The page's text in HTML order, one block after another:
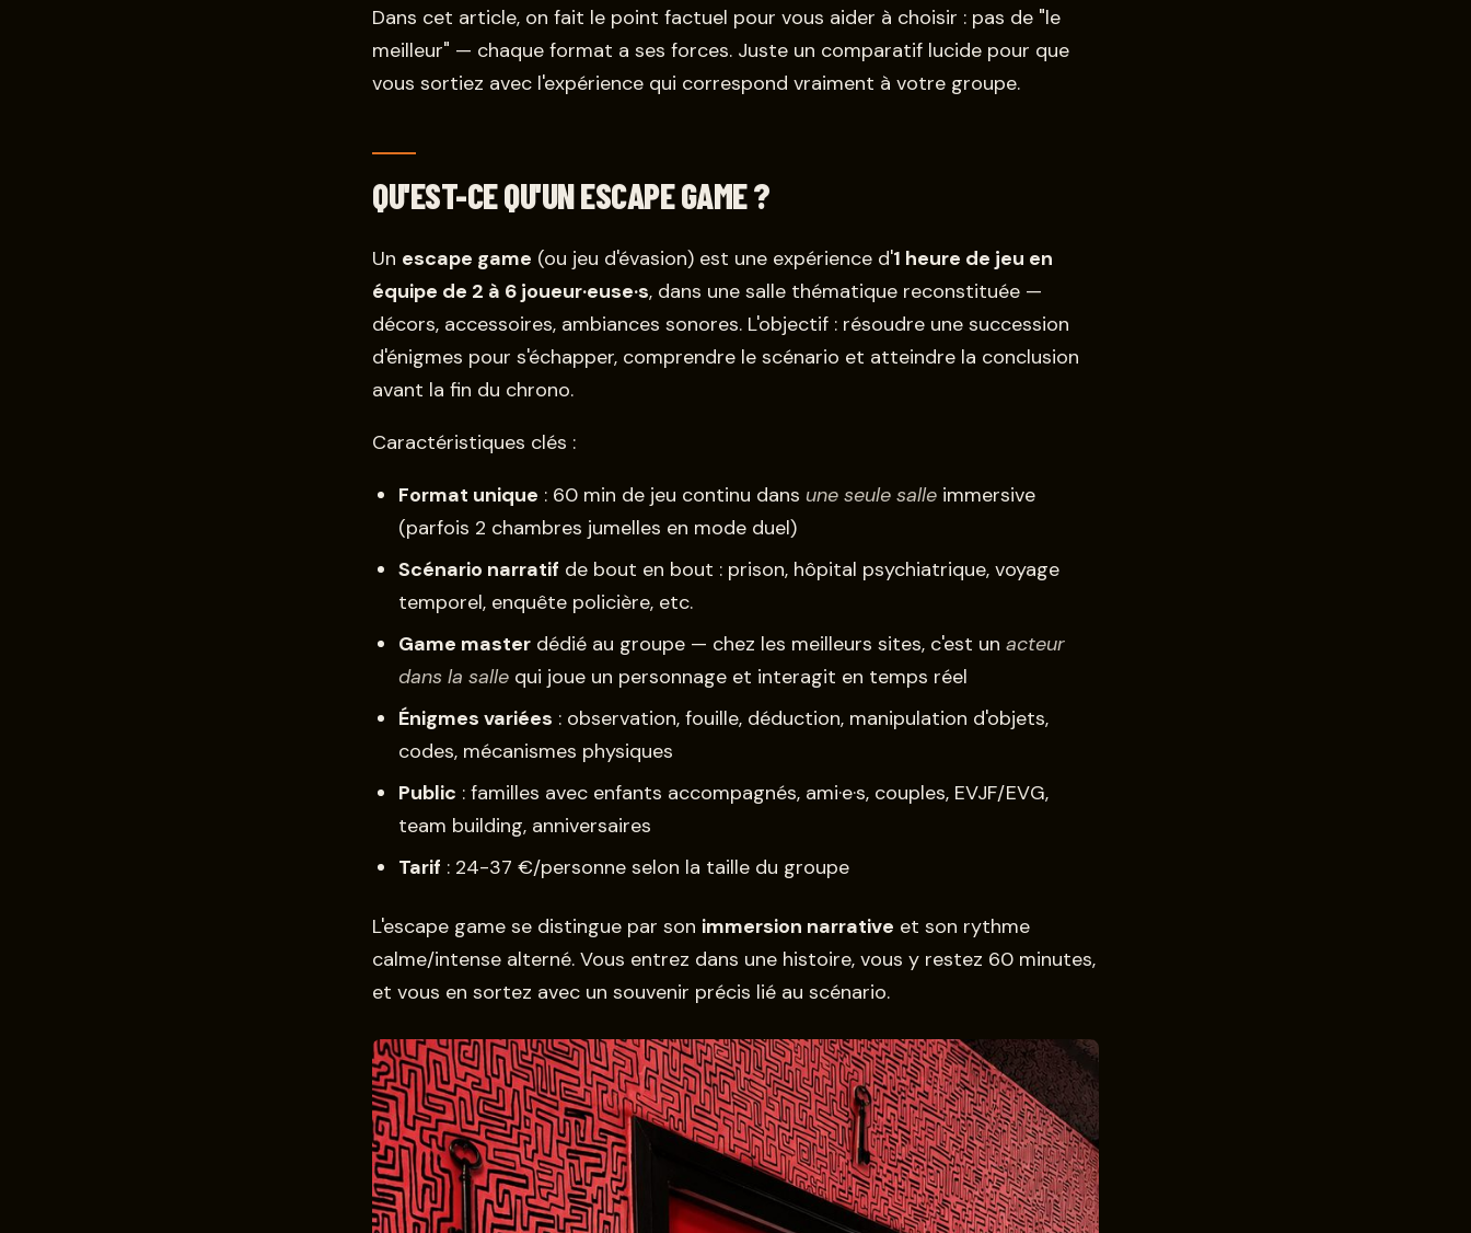
Dans cet article, on fait le point factuel pour vous aider à choisir : pas de "le
meilleur" — chaque format a ses forces. Juste un comparatif lucide pour que
vous sortiez avec l'expérience qui correspond vraiment à votre groupe.
QU'EST-CE QU'UN ESCAPE GAME ?
Un escape game (ou jeu d'évasion) est une expérience d'1 heure de jeu en
équipe de 2 à 6 joueur·euse·s, dans une salle thématique reconstituée —
décors, accessoires, ambiances sonores. L'objectif : résoudre une succession
d'énigmes pour s'échapper, comprendre le scénario et atteindre la conclusion
avant la fin du chrono.
Caractéristiques clés :
Format unique : 60 min de jeu continu dans une seule salle immersive
(parfois 2 chambres jumelles en mode duel)
Scénario narratif de bout en bout : prison, hôpital psychiatrique, voyage
temporel, enquête policière, etc.
Game master dédié au groupe — chez les meilleurs sites, c'est un acteur
dans la salle qui joue un personnage et interagit en temps réel
Énigmes variées : observation, fouille, déduction, manipulation d'objets,
codes, mécanismes physiques
Public : familles avec enfants accompagnés, ami·e·s, couples, EVJF/EVG,
team building, anniversaires
Tarif : 24-37 €/personne selon la taille du groupe
L'escape game se distingue par son immersion narrative et son rythme
calme/intense alterné. Vous entrez dans une histoire, vous y restez 60 minutes,
et vous en sortez avec un souvenir précis lié au scénario.